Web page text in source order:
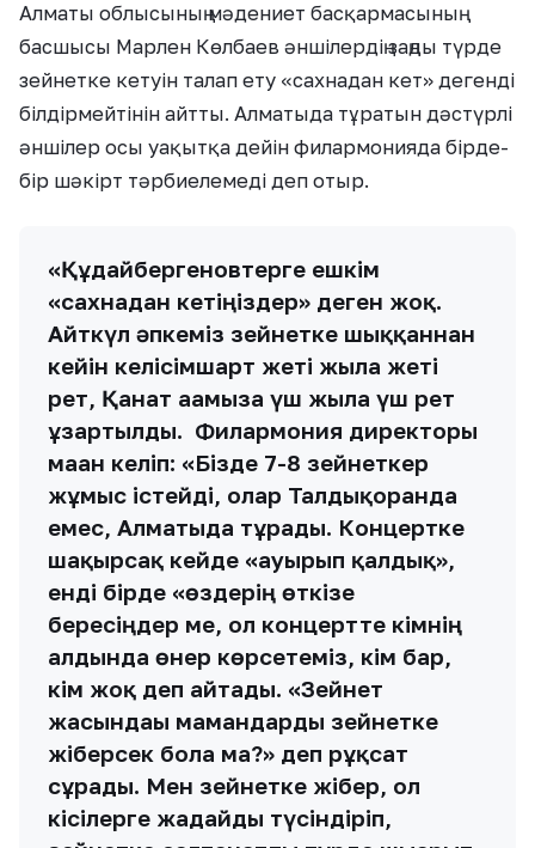
Алматы облысының мәдениет басқармасының
басшысы Марлен Көлбаев әншілердің заңды түрде
зейнетке кетуін талап ету «сахнадан кет» дегенді
білдірмейтінін айтты. Алматыда тұратын дәстүрлі
әншілер осы уақытқа дейін филармонияда бірде-
бір шәкірт тәрбиелемеді деп отыр.
«Құдайбергеновтерге ешкім
«сахнадан кетіңіздер» деген жоқ.
Айткүл әпкеміз зейнетке шыққаннан
кейін келісімшарт жеті жылға жеті
рет, Қанат ағамызға үш жылға үш рет
ұзартылды. Филармония директоры
маған келіп: «Бізде 7-8 зейнеткер
жұмыс істейді, олар Талдықорғанда
емес, Алматыда тұрады. Концертке
шақырсақ кейде «ауырып қалдық»,
енді бірде «өздерің өткізе
бересіңдер ме, ол концертте кімнің
алдында өнер көрсетеміз, кім бар,
кім жоқ деп айтады. «Зейнет
жасындағы мамандарды зейнетке
жіберсек бола ма?» деп рұқсат
сұрады. Мен зейнетке жібер, ол
кісілерге жағдайды түсіндіріп,